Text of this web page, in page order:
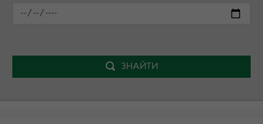
ЗНАЙТИ